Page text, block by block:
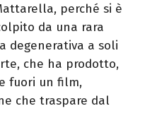
perché si è
da una rara
degenerativa a soli
che ha prodotto,
fuori un film,
che traspare dal